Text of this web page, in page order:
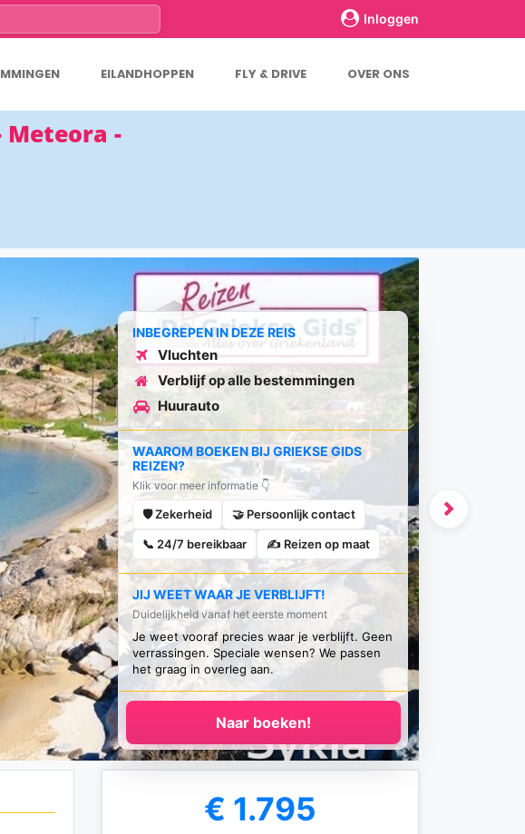
Inloggen
EILANDHOPPEN FLY & DRIVE OVER ONS
Meteora -
Next
INBEGREPEN IN DEZE REIS
Vluchten
Verblijf op alle bestemmingen
Huurauto
WAAROM BOEKEN BIJ GRIEKSE GIDS
REIZEN?
Klik voor meer informatie 👇
🛡️ Zekerheid 🤝 Persoonlijk contact
📞 24/7 bereikbaar ✍️ Reizen op maat
JIJ WEET WAAR JE VERBLIJFT!
Duidelijkheid vanaf het eerste moment
Je weet vooraf precies waar je verblijft. Geen
verrassingen. Speciale wensen? We passen
het graag in overleg aan.
Naar boeken!
€ 1.795